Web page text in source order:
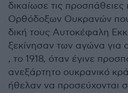
δικαίωσε τις
Ορθόδοξων Ουκρανών που
δική τους Αυτοκέφαλη
ξεκίνησαν των αγώνα για
, το 1918, όταν έγινε
ανεξάρτητο ουκρανικό
ήθελαν να προσεύχονται